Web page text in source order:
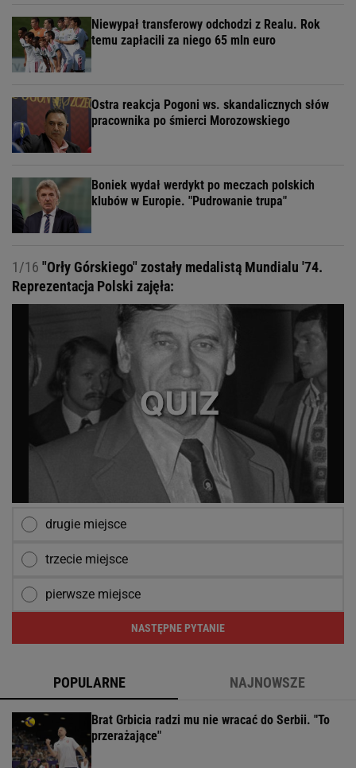
Niewypał transferowy odchodzi z Realu. Rok
temu zapłacili za niego 65 mln euro
Ostra reakcja Pogoni ws. skandalicznych słów
pracownika po śmierci Morozowskiego
Boniek wydał werdykt po meczach polskich
klubów w Europie. "Pudrowanie trupa"
1/16 "Orły Górskiego" zostały medalistą Mundialu '74.
Reprezentacja Polski zajęła:
drugie miejsce
trzecie miejsce
pierwsze miejsce
NASTĘPNE PYTANIE
POPULARNE NAJNOWSZE
Brat Grbicia radzi mu nie wracać do Serbii. "To
przerażające"